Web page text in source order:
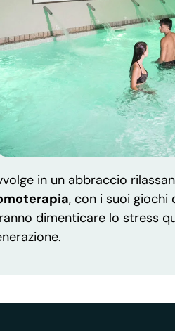
in un abbraccio
, con i suoi giochi
dimenticare lo stress